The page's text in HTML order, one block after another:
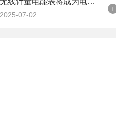
无线计量电能表将成为电能管理的主流方式之一
2025-07-02
+